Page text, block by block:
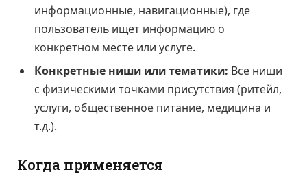
информационные, навигационные), где
пользователь ищет информацию о
конкретном месте или услуге.
Конкретные ниши или тематики: Все ниши
с физическими точками присутствия (ритейл,
услуги, общественное питание, медицина и
т.д.).
Когда применяется